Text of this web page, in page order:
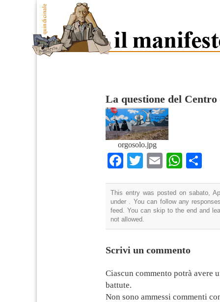
La questione del Centro
orgosolo.jpg
Facebook
TwitterEmail
This entry was posted on sabato,
under . You can follow any
feed. You can skip to the end and
not allowed.
Scrivi un commento
Ciascun commento potrà avere
battute.
Non sono ammessi commenti